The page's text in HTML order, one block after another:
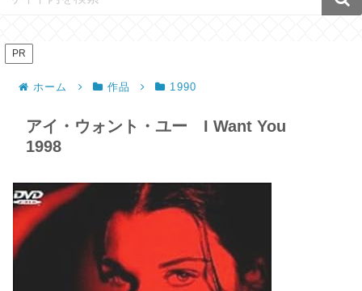
PR
ホーム 作品 1990
アイ・ウォント・ユー I Want You
1998